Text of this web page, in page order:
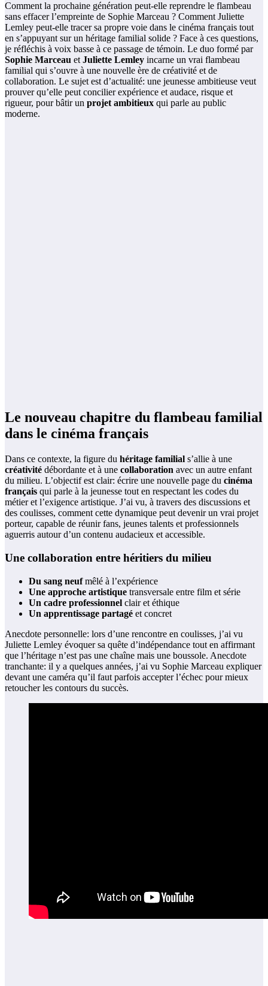
Comment la prochaine génération peut-elle reprendre le flambeau
sans effacer l’empreinte de Sophie Marceau ? Comment Juliette
Lemley peut-elle tracer sa propre voie dans le cinéma français tout
en s’appuyant sur un héritage familial solide ? Face à ces questions,
je réfléchis à voix basse à ce passage de témoin. Le duo formé par
Sophie Marceau etJuliette Lemley incarne un vrai flambeau
familial qui s’ouvre à une nouvelle ère de créativité et de
collaboration. Le sujet est d’actualité: une jeunesse ambitieuse veut
prouver qu’elle peut concilier expérience et audace, risque et
rigueur, pour bâtir un projet ambitieux qui parle au public
moderne.
Le nouveau chapitre du flambeau familial
dans le cinéma français
Dans ce contexte, la figure du héritage familial s’allie à une
créativité débordante et à une collaboration avec un autre enfant
du milieu. L’objectif est clair: écrire une nouvelle page du cinéma
français qui parle à la jeunesse tout en respectant les codes du
métier et l’exigence artistique. J’ai vu, à travers des discussions et
des coulisses, comment cette dynamique peut devenir un vrai projet
porteur, capable de réunir fans, jeunes talents et professionnels
aguerris autour d’un contenu audacieux et accessible.
Une collaboration entre héritiers du milieu
Du sang neufmêlé à l’expérience
Une approche artistique transversale entre film et série
Un cadre professionnel clair et éthique
Un apprentissage partagé et concret
Anecdote personnelle: lors d’une rencontre en coulisses, j’ai vu
Juliette Lemley évoquer sa quête d’indépendance tout en affirmant
que l’héritage n’est pas une chaîne mais une boussole. Anecdote
tranchante: il y a quelques années, j’ai vu Sophie Marceau expliquer
devant une caméra qu’il faut parfois accepter l’échec pour mieux
retoucher les contours du succès.